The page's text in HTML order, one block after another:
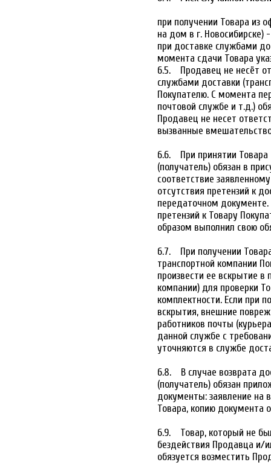
при получении Товара из
на дом в г. Новосибирске)
при доставке службами
момента сдачи Товара
6.5. Продавец не несёт
службами доставки
Покупателю. С момента
почтовой службе и т.д.)
Продавец не несет
вызванные
6.6. При принятии Товара
(получатель) обязан в
соответствие
отсутствия претензий к
передаточном
претензий к Товару
образом выполнил свою
6.7. При получении
транспортной компании
произвести ее вскрытие в
компании) для проверки
комплектности. Если при
вскрытия, внешние
работников почты
данной службе с
уточняются в службе
6.8. В случае возврата
(получатель) обязан
документы: заявление на
Товара, копию документа
6.9. Товар, который не
бездействия Продавца и/
обязуется возместить